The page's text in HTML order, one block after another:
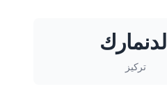
الدنمارك
تركيز